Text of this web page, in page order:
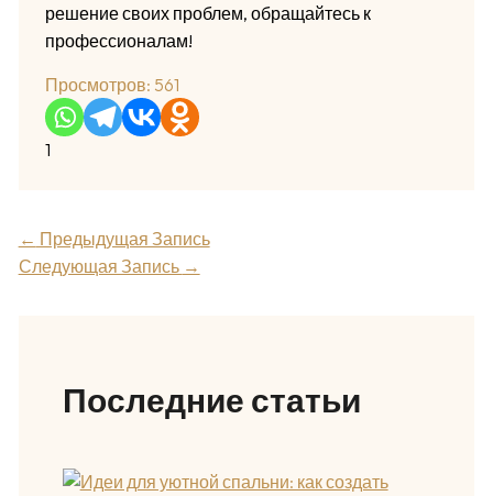
решение своих проблем, обращайтесь к
профессионалам!
Просмотров: 561
1
← Предыдущая Запись
Следующая Запись →
Последние статьи